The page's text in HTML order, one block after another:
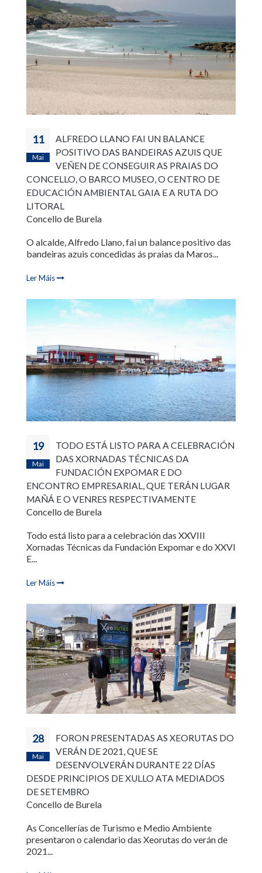
11
Mai
ALFREDO LLANO FAI UN BALANCE
POSITIVO DAS BANDEIRAS AZUIS QUE
VEÑEN DE CONSEGUIR AS PRAIAS DO
CONCELLO, O BARCO MUSEO, O CENTRO DE
EDUCACIÓN AMBIENTAL GAIA E A RUTA DO
LITORAL
Concello de Burela
O alcalde, Alfredo Llano, fai un balance positivo das
bandeiras azuis concedidas ás praias da Maros...
Ler Máis
19
Mai
TODO ESTÁ LISTO PARA A CELEBRACIÓN
DAS XORNADAS TÉCNICAS DA
FUNDACIÓN EXPOMAR E DO
ENCONTRO EMPRESARIAL, QUE TERÁN LUGAR
MAÑÁ E O VENRES RESPECTIVAMENTE
Concello de Burela
Todo está listo para a celebración das XXVIII
Xornadas Técnicas da Fundación Expomar e do XXVI
E...
Ler Máis
28
Mai
FORON PRESENTADAS AS XEORUTAS DO
VERÁN DE 2021, QUE SE
DESENVOLVERÁN DURANTE 22 DÍAS
DESDE PRINCIPIOS DE XULLO ATA MEDIADOS
DE SETEMBRO
Concello de Burela
As Concellerías de Turismo e Medio Ambiente
presentaron o calendario das Xeorutas do verán de
2021...